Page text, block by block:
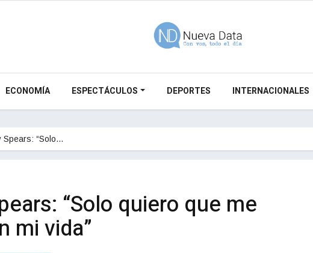
ECONOMÍA ESPECTÁCULOS DEPORTES INTERNACIONALES
Spears: “Solo…
“Solo quiero que me
mi vida”